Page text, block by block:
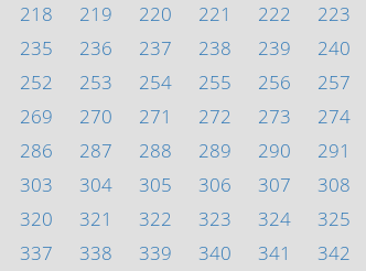
218 219 220 221 222 223
235 236 237 238 239 240
252 253 254 255 256 257
269 270 271 272 273 274
286 287 288 289 290 291
303 304 305 306 307 308
320 321 322 323 324 325
337 338 339 340 341 342